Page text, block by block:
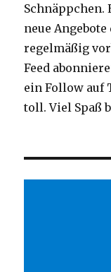
Schnäppchen.
neue
regelmäßig
Feed
ein Follow auf
toll. Viel Spaß